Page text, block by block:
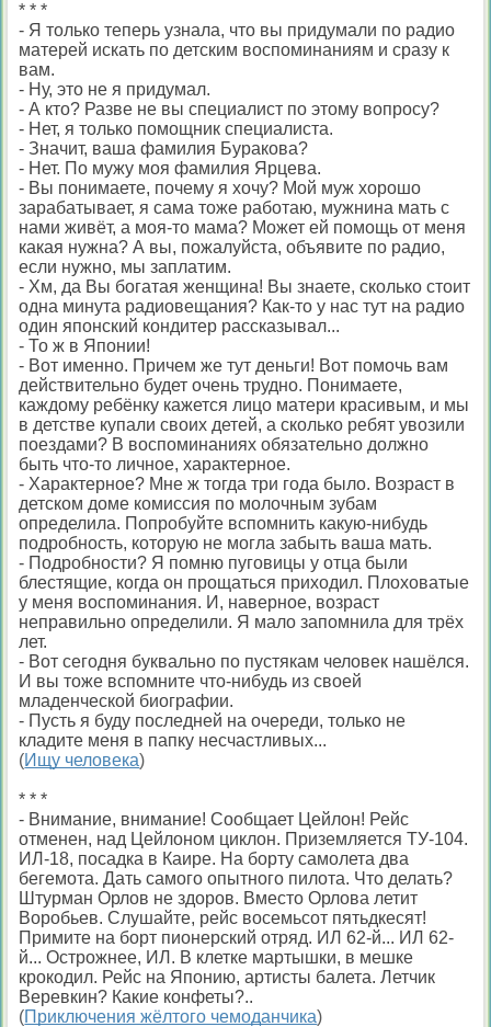
* * *
- Я только теперь узнала, что вы придумали по радио
матерей искать по детским воспоминаниям и сразу к
вам.
- Ну, это не я придумал.
- А кто? Разве не вы специалист по этому вопросу?
- Нет, я только помощник специалиста.
- Значит, ваша фамилия Буракова?
- Нет. По мужу моя фамилия Ярцева.
- Вы понимаете, почему я хочу? Мой муж хорошо
зарабатывает, я сама тоже работаю, мужнина мать с
нами живёт, а моя-то мама? Может ей помощь от меня
какая нужна? А вы, пожалуйста, объявите по радио,
если нужно, мы заплатим.
- Хм, да Вы богатая женщина! Вы знаете, сколько стоит
одна минута радиовещания? Как-то у нас тут на радио
один японский кондитер рассказывал...
- То ж в Японии!
- Вот именно. Причем же тут деньги! Вот помочь вам
действительно будет очень трудно. Понимаете,
каждому ребёнку кажется лицо матери красивым, и мы
в детстве купали своих детей, а сколько ребят увозили
поездами? В воспоминаниях обязательно должно
быть что-то личное, характерное.
- Характерное? Мне ж тогда три года было. Возраст в
детском доме комиссия по молочным зубам
определила. Попробуйте вспомнить какую-нибудь
подробность, которую не могла забыть ваша мать.
- Подробности? Я помню пуговицы у отца были
блестящие, когда он прощаться приходил. Плоховатые
у меня воспоминания. И, наверное, возраст
неправильно определили. Я мало запомнила для трёх
лет.
- Вот сегодня буквально по пустякам человек нашёлся.
И вы тоже вспомните что-нибудь из своей
младенческой биографии.
- Пусть я буду последней на очереди, только не
кладите меня в папку несчастливых...
(Ищу человека)
* * *
- Внимание, внимание! Сообщает Цейлон! Рейс
отменен, над Цейлоном циклон. Приземляется ТУ-104.
ИЛ-18, посадка в Каире. На борту самолета два
бегемота. Дать самого опытного пилота. Что делать?
Штурман Орлов не здоров. Вместо Орлова летит
Воробьев. Слушайте, рейс восемьсот пятьдкесят!
Примите на борт пионерский отряд. ИЛ 62-й... ИЛ 62-
й... Острожнее, ИЛ. В клетке мартышки, в мешке
крокодил. Рейс на Японию, артисты балета. Летчик
Веревкин? Какие конфеты?..
(Приключения жёлтого чемоданчика)